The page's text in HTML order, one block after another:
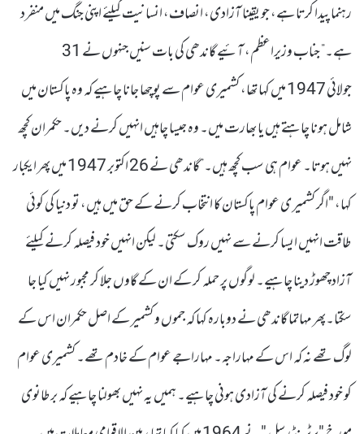
رہنما پیدا کرتا ہے، جو یقینا آزادی، انصاف، انسانیت کیلئے اپنی جنگ میں منفرد
ہے۔” جناب وزیراعظم، آئیے گاندھی کی بات سنیں جنہوں نے 31
جولائی 1947 میں کہا تھا، کشمیری عوام سے پوچھا جانا چاہیے کہ وہ پاکستان میں
شامل ہونا چاہتے ہیں یا بھارت میں۔ وہ جیسا چاہیں انہیں کرنے دیں۔ حکمران کچھ
نہیں ہوتا۔ عوام ہی سب کچھ ہیں۔”گاندھی نے 26 اکتوبر 1947 میں پھر ایکبار
کہا، "اگر کشمیر ی عوام پاکستان کا انتخاب کرنے کے حق میں ہیں، تو دنیا کی کوئی
طاقت انہیں ایسا کرنے سے نہیں روک سکتی۔ لیکن انہیں خود فیصلہ کرنے کیلئے
آزاد چھوڑ دینا چاہیے۔ لوگوں پر حملہ کر کے ان کے گاوں جلا کر مجبور نہیں کیا جا
سکتا۔پھر مہاتما گاندھی نے دوبارہ کہا کہ جموں و کشمیر کے اصل حکمران اس کے
لوگ تھے نہ کہ اس کے مہاراجہ۔ مہاراجے عوام کے خادم تھے۔ کشمیری عوام
کو خود فیصلہ کرنے کی آزادی ہونی چاہیے۔ ہمیں یہ نہیں بھولنا چاہیے کہ برطانوی